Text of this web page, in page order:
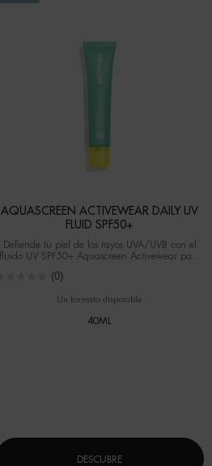
AQUASCREEN ACTIVEWEAR DAILY UV
FLUID SPF50+
Defiende tu piel de los rayos UVA/UVB con el
fluido UV SPF50+ Aquascreen Activewear para
proteínas y vitaminas que te ofrece comodidad y
(0)
Un formato disponible
40ML
DESCUBRE